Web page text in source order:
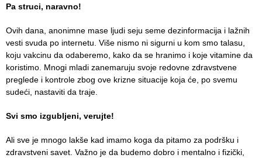
Pa struci, naravno!
Ovih dana, anonimne mase ljudi seju seme dezinformacija i lažnih
vesti svuda po internetu. Više nismo ni sigurni u kom smo talasu,
koju vakcinu da odaberemo, kako da se hranimo i koje vitamine da
koristimo. Mnogi mladi zanemaruju svoje redovne zdravstvene
preglede i kontrole zbog ove krizne situacije koja će, po svemu
sudeći, nastaviti da traje.
Svi smo izgubljeni, verujte!
Ali sve je mnogo lakše kad imamo koga da pitamo za podršku i
zdravstveni savet. Važno je da budemo dobro i mentalno i fizički,
Финансије
набавке
The
quality
of
health
FOR